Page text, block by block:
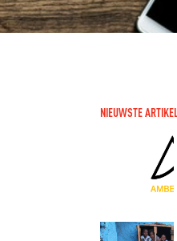
NIEUWSTE